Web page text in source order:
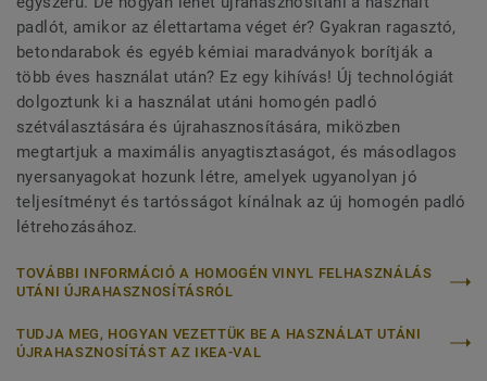
padlót, amikor az élettartama véget ér? Gyakran ragasztó,
betondarabok és egyéb kémiai maradványok borítják a
több éves használat után? Ez egy kihívás! Új technológiát
dolgoztunk ki a használat utáni homogén padló
szétválasztására és újrahasznosítására, miközben
megtartjuk a maximális anyagtisztaságot, és másodlagos
nyersanyagokat hozunk létre, amelyek ugyanolyan jó
teljesítményt és tartósságot kínálnak az új homogén padló
létrehozásához.
TOVÁBBI INFORMÁCIÓ A HOMOGÉN VINYL FELHASZNÁLÁS
UTÁNI ÚJRAHASZNOSÍTÁSRÓL
TUDJA MEG, HOGYAN VEZETTÜK BE A HASZNÁLAT UTÁNI
ÚJRAHASZNOSÍTÁST AZ IKEA-VAL